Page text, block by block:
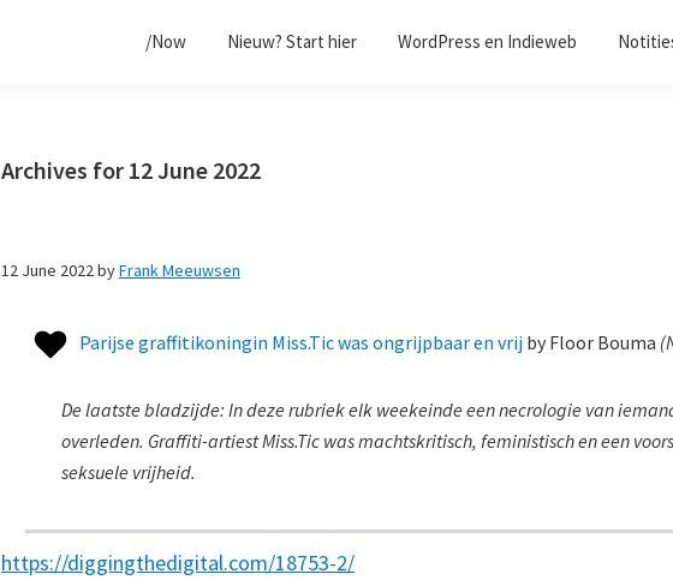
/Now Nieuw? Start hier WordPress en Indieweb
Archives for 12 June 2022
12 June 2022byFrank Meeuwsen
Parijse graffitikoningin Miss.Tic was ongrijpbaar en vrij by Floor Bouma (
De laatste bladzijde: In deze rubriek elk weekeinde een necrologie van
overleden. Graffiti-artiest Miss.Tic was machtskritisch, feministisch en een
seksuele vrijheid.
https://diggingthedigital.com/18753-2/